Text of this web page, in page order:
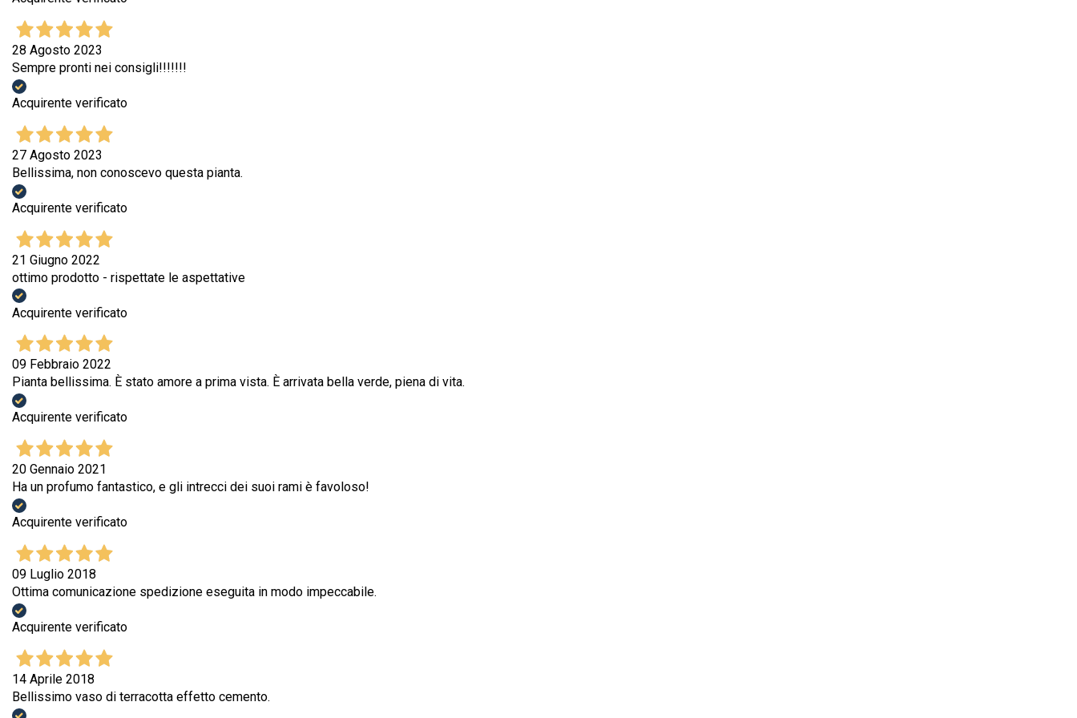
28 Agosto 2023
Sempre pronti nei consigli!!!!!!!
Acquirente verificato
27 Agosto 2023
Bellissima, non conoscevo questa pianta.
Acquirente verificato
21 Giugno 2022
ottimo prodotto - rispettate le aspettative
Acquirente verificato
09 Febbraio 2022
Pianta bellissima. È stato amore a prima vista. È arrivata bella verde, piena di vita.
Acquirente verificato
20 Gennaio 2021
Ha un profumo fantastico, e gli intrecci dei suoi rami è favoloso!
Acquirente verificato
09 Luglio 2018
Ottima comunicazione spedizione eseguita in modo impeccabile.
Acquirente verificato
14 Aprile 2018
Bellissimo vaso di terracotta effetto cemento.